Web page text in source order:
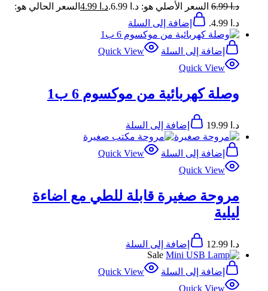
د.ا6.99 السعر الأصلي هو: د.ا 6.99. د.ا
السعر الحالي هو:
د.ا 4.99.
إضافة إلى السلة
إضافة إلى السلة
Quick View
Quick View
وصلة كهربائية من موكسوم 6 ب1
د.ا إضافة إلى السلة
إضافة إلى السلة
Quick View
Quick View
مروحة صغيرة قابلة للطي مع اضاءة
ليلية
د.ا
إضافة إلى السلة
Sale
إضافة إلى السلة
Quick View
Quick View